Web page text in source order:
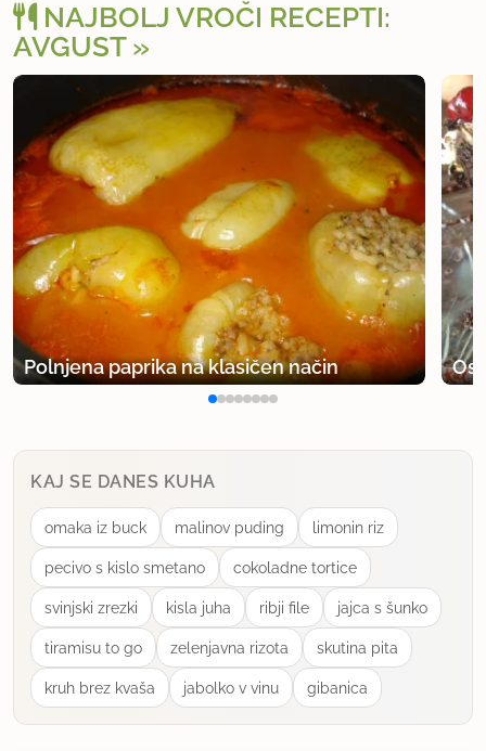
NAJBOLJ VROČI RECEPTI:
AVGUST
Polnjena paprika na klasičen način
KAJ SE DANES KUHA
omaka iz buck malinov puding limonin riz
pecivo s kislo smetano cokoladne tortice
svinjski zrezki kisla juha ribji file jajca s šunko
tiramisu to go zelenjavna rizota skutina pita
kruh brez kvaša jabolko v vinu gibanica